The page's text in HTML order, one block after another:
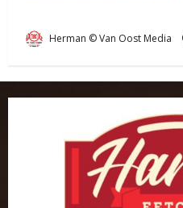
Herman © Van Oost Media